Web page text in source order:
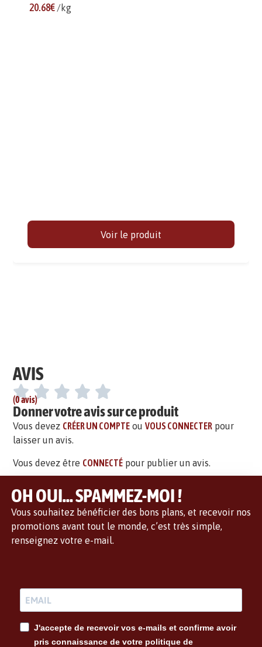
20.68€ /kg
Voir le produit
AVIS
(0 avis)
Donner votre avis sur ce produit
Vous devez CRÉER UN COMPTE ouVOUS CONNECTER pour
laisser un avis.
Vous devez être CONNECTÉ pour publier un avis.
OH OUI... SPAMMEZ-MOI !
Vous souhaitez bénéficier des bons plans, et recevoir nos
promotions avant tout le monde, c’est très simple,
renseignez votre e-mail.
J'accepte de recevoir vos e-mails et confirme avoir
pris connaissance de votre politique de